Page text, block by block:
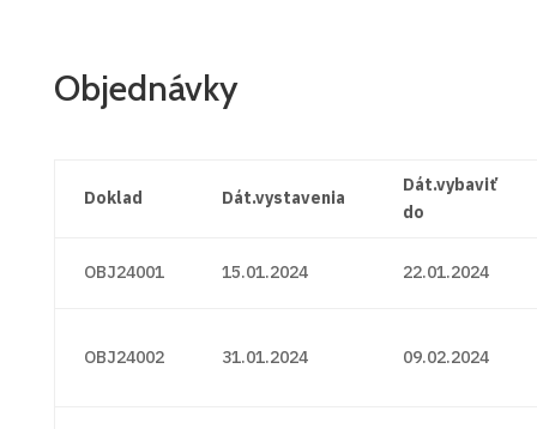
Objednávky
Doklad Dát.vystavenia
Dát.vybaviť
do
OBJ24001 15.01.2024 22.01.2024
OBJ24002 31.01.2024 09.02.2024